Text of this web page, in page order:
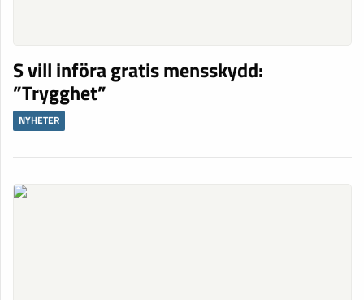
S vill införa gratis mensskydd:
”Trygghet”
NYHETER